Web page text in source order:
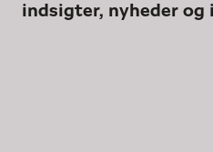
indsigter, nyheder og